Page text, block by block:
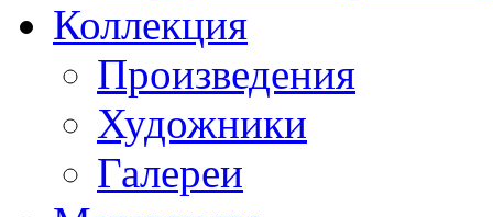
Коллекция
Произведения
Художники
Галереи